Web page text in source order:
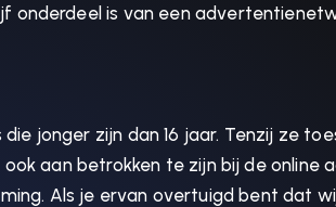
onderdeel is van een
jonger zijn dan 16 jaar. Tenzij ze
aan betrokken te zijn bij de online
Als je ervan overtuigd bent dat